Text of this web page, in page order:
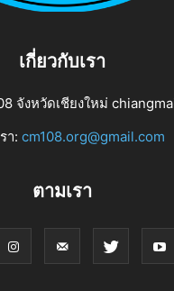
เกี่ยวกับเรา
จังหวัดเชียงใหม่
า: cm108.org@gmail.com
ตามเรา